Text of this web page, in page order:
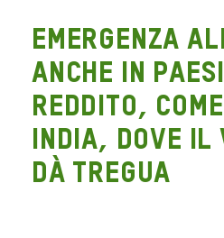
Emergenza
anche in
reddito,
India, dove il
dà tregua